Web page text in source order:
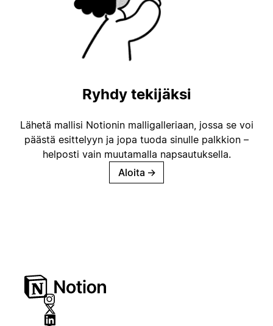
Ryhdy tekijäksi
Lähetä mallisi Notionin malligalleriaan, jossa se voi
päästä esittelyyn ja jopa tuoda sinulle palkkion –
helposti vain muutamalla napsautuksella.
Aloita →